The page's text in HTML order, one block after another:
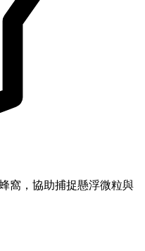
窩，協助捕捉懸浮微粒與